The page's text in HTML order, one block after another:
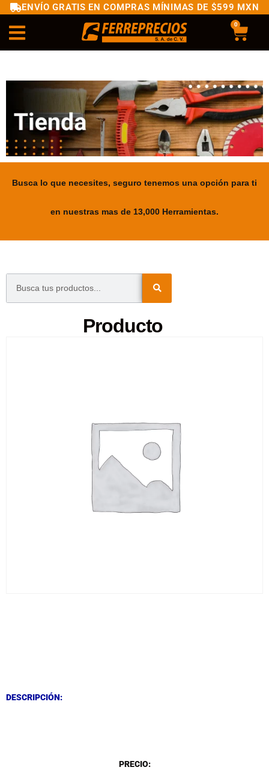
ENVÍO GRATIS EN COMPRAS MÍNIMAS DE $599 MXN
0
Busca lo que necesites, seguro tenemos una opción para ti
en nuestras mas de 13,000 Herramientas.
Producto
DESCRIPCIÓN:
PRECIO: